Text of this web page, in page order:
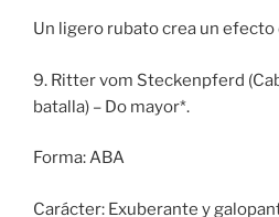
Un ligero rubato crea un efecto
9. Ritter vom Steckenpferd
batalla) – Do mayor*.
Forma: ABA
Carácter: Exuberante y